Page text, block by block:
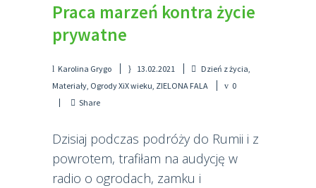
Praca marzeń kontra życie
prywatne
Karolina Grygo 13.02.2021 Dzień z życia,
Materiały, Ogrody XiX wieku, ZIELONA FALA
0
Share
Dzisiaj podczas podróży do Rumii i z
powrotem, trafiłam na audycję w
radio o ogrodach, zamku i